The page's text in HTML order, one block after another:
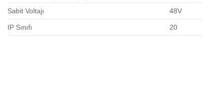
Sabit Voltajı 48V
IP Sınıfı 20